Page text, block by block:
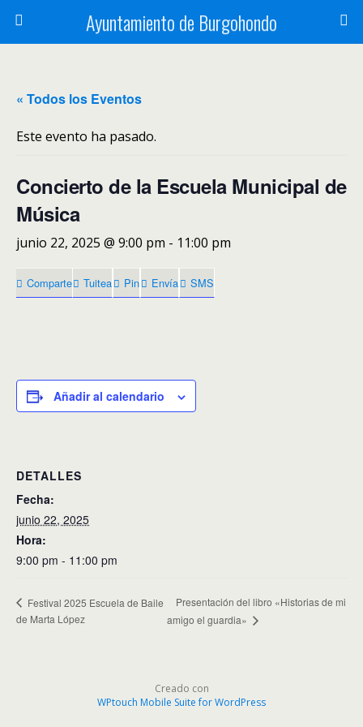
Ayuntamiento de Burgohondo
« Todos los Eventos
Este evento ha pasado.
Concierto de la Escuela Municipal de
Música
junio 22, 2025 @ 9:00 pm - 11:00 pm
Comparte Tuitea Pin Envía SMS
Añadir al calendario
DETALLES
Fecha:
junio 22, 2025
Hora:
9:00 pm - 11:00 pm
Festival 2025 Escuela de Baile
de Marta López
Presentación del libro «Historias de mi
amigo el guardia»
Creado con
WPtouch Mobile Suite for WordPress